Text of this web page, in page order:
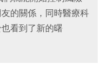
的關係，同時醫療科
看到了新的曙